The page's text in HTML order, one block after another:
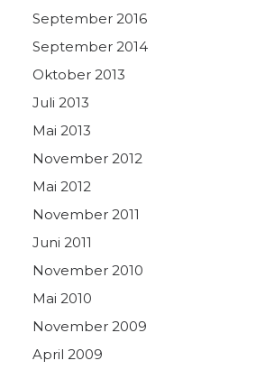
September 2016
September 2014
Oktober 2013
Juli 2013
Mai 2013
November 2012
Mai 2012
November 2011
Juni 2011
November 2010
Mai 2010
November 2009
April 2009